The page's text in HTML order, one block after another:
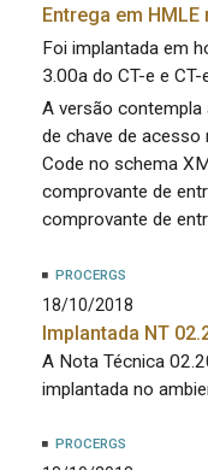
Entrega em HMLE
Foi implantada em
3.00a do CT-e e
A versão contempla
de chave de acesso
Code no schema
comprovante de
comprovante de
PROCERGS
18/10/2018
Implantada NT
A Nota Técnica
implantada no
PROCERGS